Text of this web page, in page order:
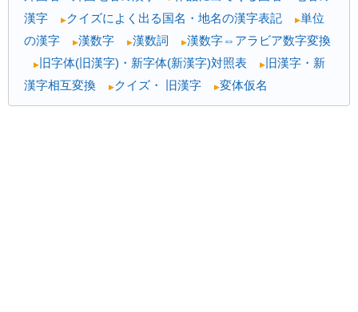
漢字
▶ クイズによく出る国名・地名の漢字表記 ▶単位
の漢字
▶漢数字 ▶漢数詞 ▶漢数字⇔アラビア数字変換
▶ 旧字体(旧漢字)・新字体(新漢字)対照表 ▶ 旧漢字・新
漢字相互変換
▶ クイズ・ 旧漢字 ▶変体仮名